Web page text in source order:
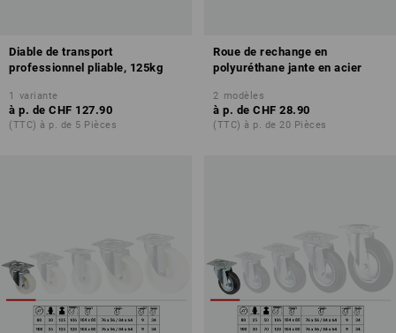
Diable de transport
professionnel pliable, 125kg
1 variante
à p. de CHF 127.90
(TTC) à p. de 5 Pièces
Roue de rechange en
polyuréthane jante en acier
2 modèles
à p. de CHF 28.90
(TTC) à p. de 20 Pièces